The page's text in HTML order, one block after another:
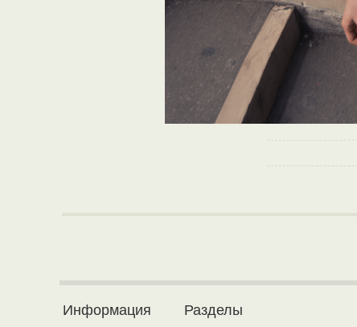
Информация Разделы